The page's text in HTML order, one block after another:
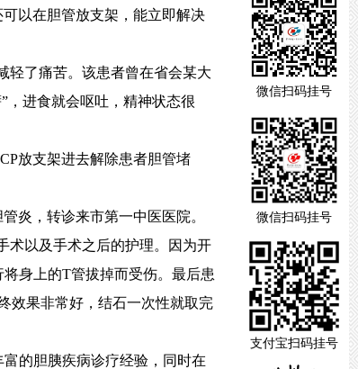
以在胆管放支架，能立即解决
了痛苦。该患者曾在省会某大
，进食就会呕吐，精神状态很
放支架进去解除患者胆管堵
炎，转诊来市第一中医医院。
术以及手术之后的护理。因为开
身上的T管拔掉而受伤。最后患
效果非常好，结石一次性就取完
的胆胰疾病诊疗经验，同时在
微信扫码挂号
微信扫码挂号
支付宝扫码挂号